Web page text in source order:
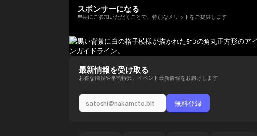
スポンサーになる
早期にご参加いただくことで、特別なメリットをご提供します
最新情報を受け取る
お得な情報や早割特典、イベント最新情報をお届けします